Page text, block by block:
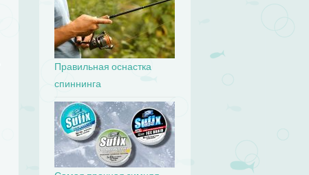
Правильная оснастка
спиннинга